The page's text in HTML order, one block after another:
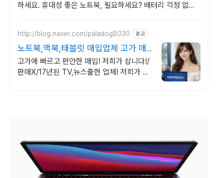
하세요. 휴대성 좋은 노트북, 필요하세요? 배터리 걱정 없이
http://blog.naver.com/paladog8030 광고
노트북,맥북,태블릿 매입업체 고가 매
입 회사
고가에 빠르고 편안한 매입! 저희가 삽니다!/
판매X/17년된 TV,뉴스출현 업체! 저희가 고